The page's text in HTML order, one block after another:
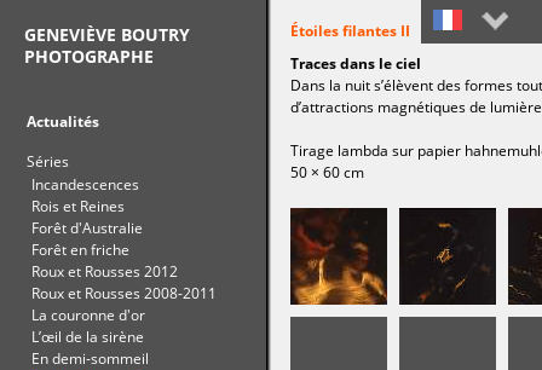
Étoiles filantes II
Traces dans le ciel
Dans la nuit s’élèvent des formes
d’attractions magnétiques de
Tirage lambda sur papier
50 × 60 cm
GENEVIÈVE BOUTRY
PHOTOGRAPHE
Actualités
Séries
Incandescences
Rois et Reines
Forêt d'Australie
Forêt en friche
Roux et Rousses 2012
Roux et Rousses 2008-2011
La couronne d'or
L’œil de la sirène
En demi-sommeil
English